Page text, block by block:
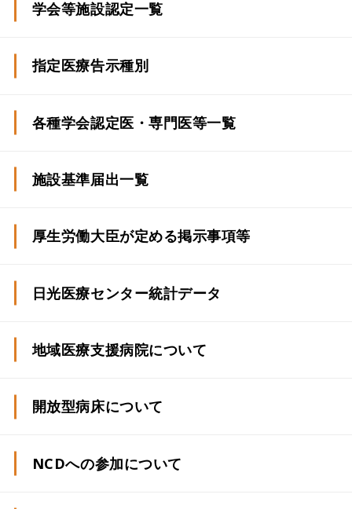
学会等施設認定一覧
指定医療告示種別
各種学会認定医・専門医等一覧
施設基準届出一覧
厚生労働大臣が定める掲示事項等
日光医療センター統計データ
令和6年度 統計データ
令和3年度 統計データ
地域医療支援病院について
開放型病床について
NCDへの参加について